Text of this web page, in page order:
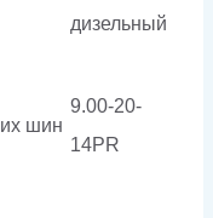
дизельный
шин
9.00-20-
14PR